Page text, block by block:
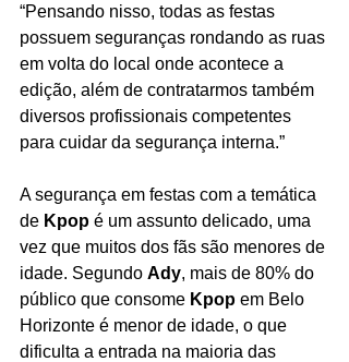
“Pensando nisso, todas as festas
possuem seguranças rondando as ruas
em volta do local onde acontece a
edição, além de contratarmos também
diversos profissionais competentes
para cuidar da segurança interna.”
A segurança em festas com a temática
de Kpop é um assunto delicado, uma
vez que muitos dos fãs são menores de
idade. Segundo Ady, mais de 80% do
público que consome Kpop em Belo
Horizonte é menor de idade, o que
dificulta a entrada na maioria das